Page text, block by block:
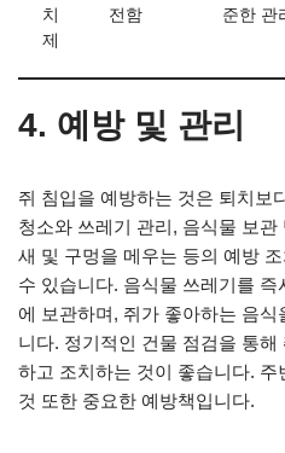
치
제
전함
준한 관
4. 예방 및 관리
쥐 침입을 예방하는 것은 퇴치보
청소와 쓰레기 관리, 음식물 보
새 및 구멍을 메우는 등의 예방
수 있습니다. 음식물 쓰레기를
에 보관하며, 쥐가 좋아하는 음
니다. 정기적인 건물 점검을 통
하고 조치하는 것이 좋습니다.
것 또한 중요한 예방책입니다.